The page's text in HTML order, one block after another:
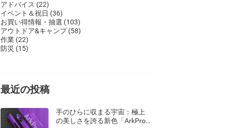
アドバイス (22)
イベント＆祝日 (36)
お買い得情報・抽選 (103)
アウトドア&キャンプ(58)
作業 (22)
防災 (15)
最近の投稿
手のひらに収まる宇宙：極上
の美しさを誇る新色「ArkPro